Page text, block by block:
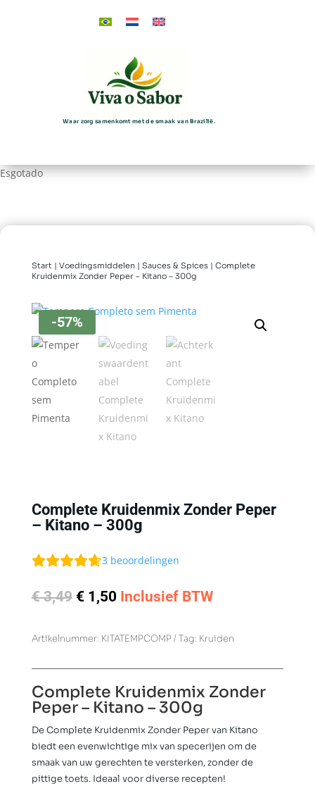
Waar zorg samenkomt met de smaak van Brazilië.
Esgotado
Start| Voedingsmiddelen | Sauces & Spices| Complete
Kruidenmix Zonder Peper – Kitano – 300g
-57%
Complete Kruidenmix Zonder Peper
– Kitano – 300g
3 beoordelingen
€3,49 Oorspronkelijke
€ 3,49.
€1,50Huidige
€ 1,50.
Inclusief BTW
Artikelnummer: KITATEMPCOMP Tag: Kruiden
Complete Kruidenmix Zonder
Peper – Kitano – 300g
De Complete Kruidenmix Zonder Peper van Kitano
biedt een evenwichtige mix van specerijen om de
smaak van uw gerechten te versterken, zonder de
pittige toets. Ideaal voor diverse recepten!